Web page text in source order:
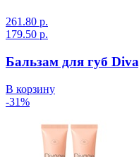
261.80 р.
179.50 р.
Бальзам для губ
В корзину
-31%